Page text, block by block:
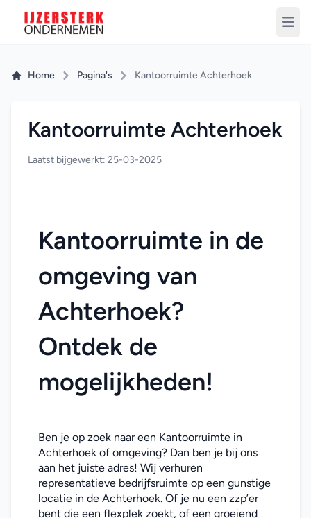
Home Pagina's Kantoorruimte Achterhoek
Kantoorruimte Achterhoek
Laatst bijgewerkt: 25-03-2025
Kantoorruimte in de
omgeving van
Achterhoek?
Ontdek de
mogelijkheden!
Ben je op zoek naar een Kantoorruimte in
Achterhoek of omgeving? Dan ben je bij ons
aan het juiste adres! Wij verhuren
representatieve bedrijfsruimte op een gunstige
locatie in de Achterhoek. Of je nu een zzp’er
bent die een flexplek zoekt, of een groeiend